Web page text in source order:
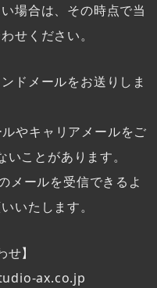
場合は、その時点で当
せください。
ドメールをお送りしま
やキャリアメールをご
ことがあります。
ールを受信できるよ
いたします。
せ】
ax.co.jp